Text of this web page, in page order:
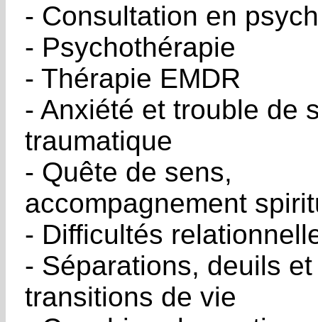
- Consultation en
- Psychothérapie
- Thérapie EMDR
- Anxiété et trouble de
traumatique
- Quête de sens,
accompagnement
- Difficultés
- Séparations, deuils et
transitions de vie